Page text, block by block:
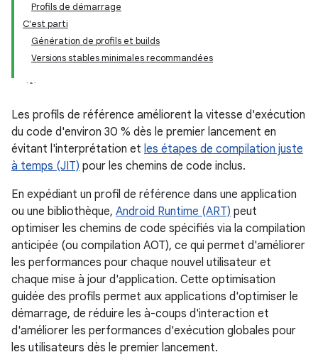
Profils de démarrage
C'est parti
Génération de profils et builds
Versions stables minimales recommandées
Les profils de référence améliorent la vitesse d'exécution
du code d'environ 30 % dès le premier lancement en
évitant l'interprétation et les étapes de compilation juste
à temps (JIT) pour les chemins de code inclus.
En expédiant un profil de référence dans une application
ou une bibliothèque, Android Runtime (ART) peut
optimiser les chemins de code spécifiés via la compilation
anticipée (ou compilation AOT), ce qui permet d'améliorer
les performances pour chaque nouvel utilisateur et
chaque mise à jour d'application. Cette optimisation
guidée des profils permet aux applications d'optimiser le
démarrage, de réduire les à-coups d'interaction et
d'améliorer les performances d'exécution globales pour
les utilisateurs dès le premier lancement.